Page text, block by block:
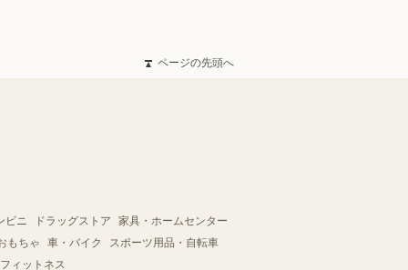
ページの先頭へ
ビニ ドラッグストア
家具・ホームセンター
もちゃ
車・バイク
スポーツ用品・自転車
ィットネス